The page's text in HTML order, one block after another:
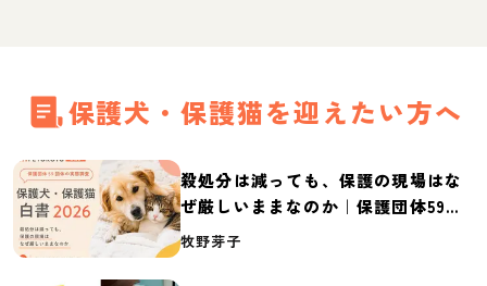
保護犬・保護猫を迎えたい方へ
殺処分は減っても、保護の現場はな
ぜ厳しいままなのか｜保護団体59団
体の実態調査【保護犬・保護猫白書
牧野芽子